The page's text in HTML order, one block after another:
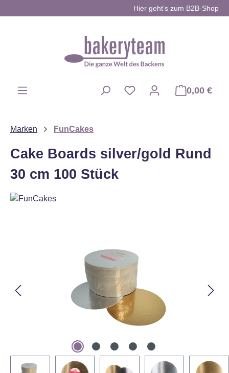
Hier geht’s zum B2B-Shop
0,00 €
Marken FunCakes
Cake Boards silver/gold Rund
30 cm 100 Stück